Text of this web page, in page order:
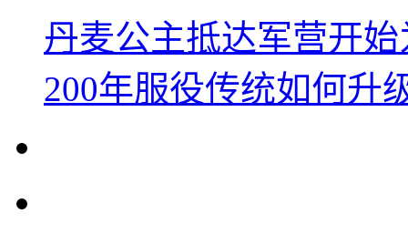
丹麦公主抵达军营开
200年服役传统如何升